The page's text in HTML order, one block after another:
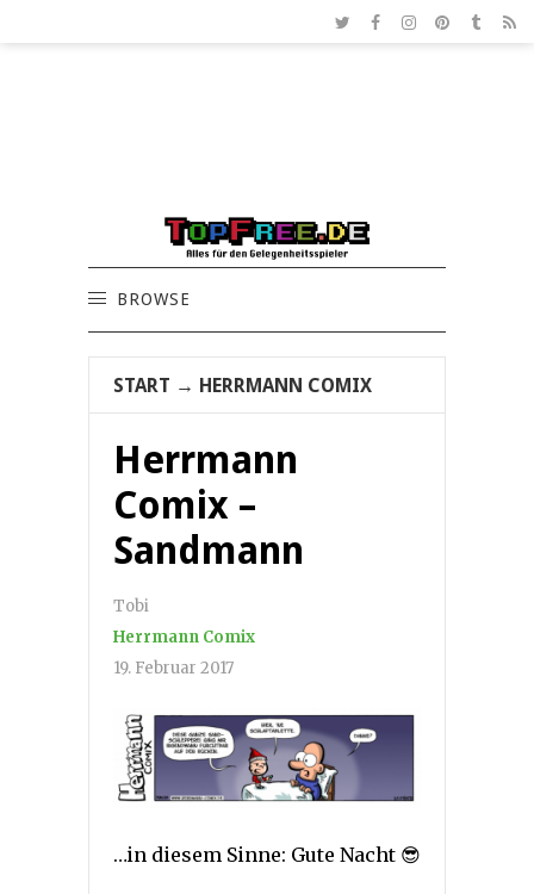
BROWSE
START → HERRMANN COMIX
Herrmann
Comix –
Sandmann
Tobi
Herrmann Comix
19. Februar 2017
…in diesem Sinne: Gute Nacht 😎